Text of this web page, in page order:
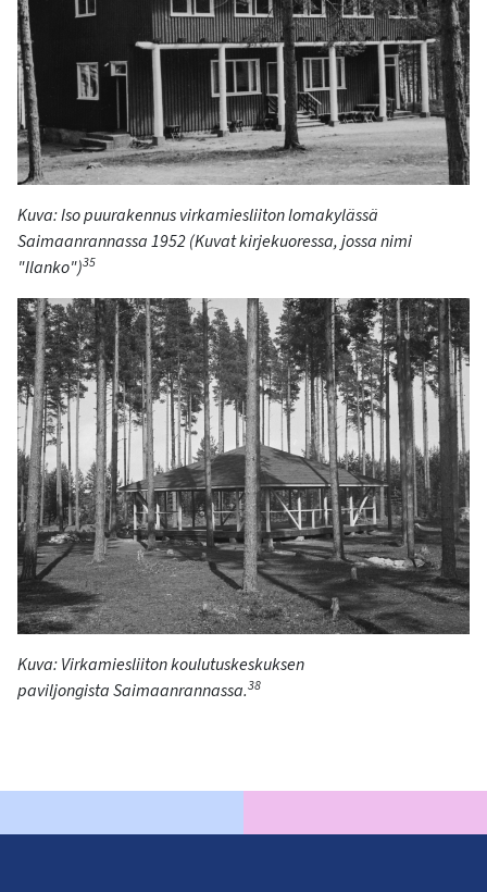
Kuva: Iso puurakennus virkamiesliiton lomakylässä
Saimaanrannassa1952(Kuvatkirjekuoressa, jossa nimi
"Ilanko")35
Kuva: Virkamiesliiton koulutuskeskuksen
paviljongistaSaimaanrannassa.38